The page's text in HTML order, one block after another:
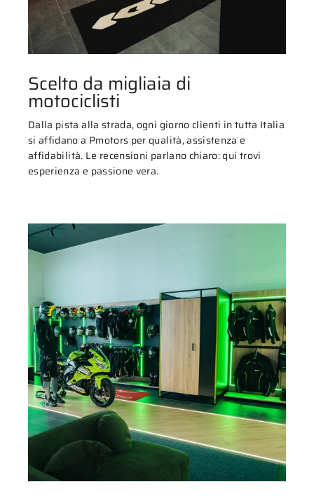
Scelto da migliaia di
motociclisti
Dalla pista alla strada, ogni giorno clienti in tutta Italia
si affidano a Pmotors per qualità, assistenza e
affidabilità. Le recensioni parlano chiaro: qui trovi
esperienza e passione vera.